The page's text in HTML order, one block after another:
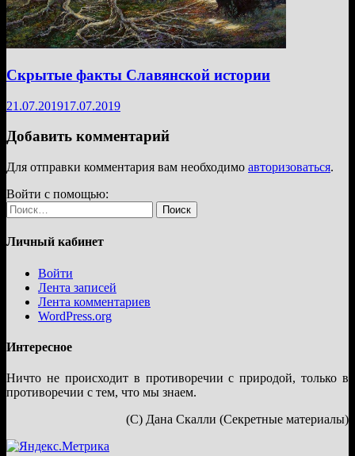
Скрытые факты Славянской истории
21.07.201917.07.2019
Добавить комментарий
Для отправки комментария вам необходимо авторизоваться.
Войти с помощью:
Найти:
Личный кабинет
Войти
Лента записей
Лента комментариев
WordPress.org
Интересное
Ничто не происходит в противоречии с природой, только в
противоречии с тем, что мы знаем.
(С) Дана Скалли (Секретные материалы)